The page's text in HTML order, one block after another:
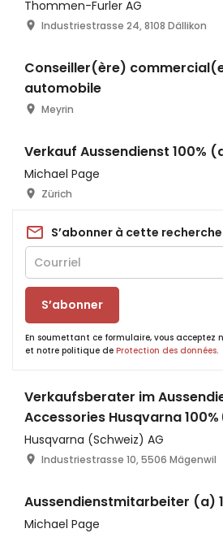
Thommen-Furler AG
Industriestrasse 24, 8108 Dällikon
Conseiller(ère)
automobile
Meyrin
Verkauf Aussendienst 100%
Michael Page
Zürich
S’abonner à cette recherche
S’abonner
En soumettant ce formulaire, vous acceptez
et notre politique de Protection des données.
Verkaufsberater im
Accessories Husqvarna
Husqvarna (Schweiz) AG
Industriestrasse 10, 5506 Mägenwil
Aussendienstmitarbeiter (a)
Michael Page